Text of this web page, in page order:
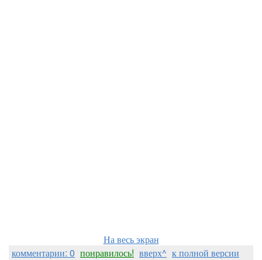
На весь экран
комментарии: 0 понравилось! вверх^ к полной версии